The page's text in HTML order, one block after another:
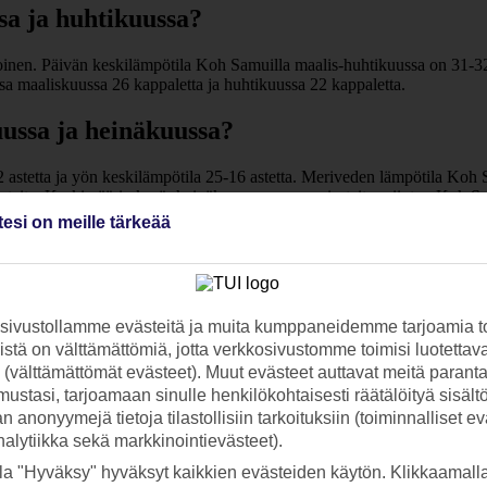
ja huhtikuussa?
Päivän keskilämpötila Koh Samuilla maalis-huhtikuussa on
maaliskuussa 26 kappaletta ja huhtikuussa 22 kappaletta.
ja heinäkuussa?
ja yön keskilämpötila 25-16 astetta. Meriveden lämpötila
Keskimäärin kesä- heinäkuussa monsuunisateita esiintyy Koh
luvassa on ihania, pitkiä uintihetkiä lämpimissä,
Päivän keskilämpötilat Koh Samuilla ylittävät 30 astetta ympäri
kuukaudelta.
on meille tärkeää
evästeitä ja muita kumppaneidemme tarjoamia
on välttämättömiä, jotta verkkosivustomme toimisi
evästeet). Muut evästeet auttavat meitä
tarjoamaan sinulle henkilökohtaisesti räätälöityä
anonyymejä tietoja tilastollisiin tarkoituksiin (toiminnalliset
sekä markkinointievästeet).
"Hyväksy" hyväksyt kaikkien evästeiden käytön.